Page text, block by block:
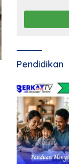
Pendidikan